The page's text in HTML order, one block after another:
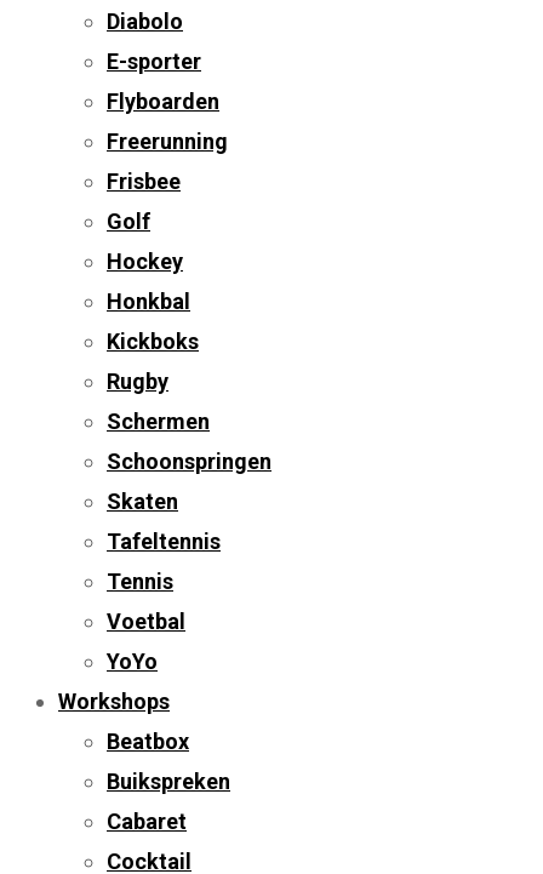
Diabolo
E-sporter
Flyboarden
Freerunning
Frisbee
Golf
Hockey
Honkbal
Kickboks
Rugby
Schermen
Schoonspringen
Skaten
Tafeltennis
Tennis
Voetbal
YoYo
Workshops
Beatbox
Buikspreken
Cabaret
Cocktail